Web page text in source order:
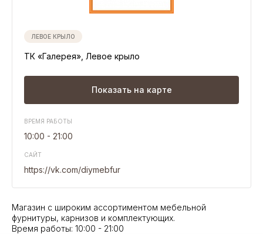
АДРЕС
г. Кострома, ул. Ткачей, д. 7,+7 (4942) 46-76-26
ГМ Адмирал с 9:00 до 22:00
Торговые аллеи с 10:00 до 21:00
ЛЕВОЕ КРЫЛО
ТК «Галерея», Левое крыло
Показать на карте
ВРЕМЯ РАБОТЫ
10:00 - 21:00
САЙТ
https://vk.com/diymebfur
Магазин с широким ассортиментом мебельной
фурнитуры, карнизов и комплектующих.
Время работы: 10:00 - 21:00